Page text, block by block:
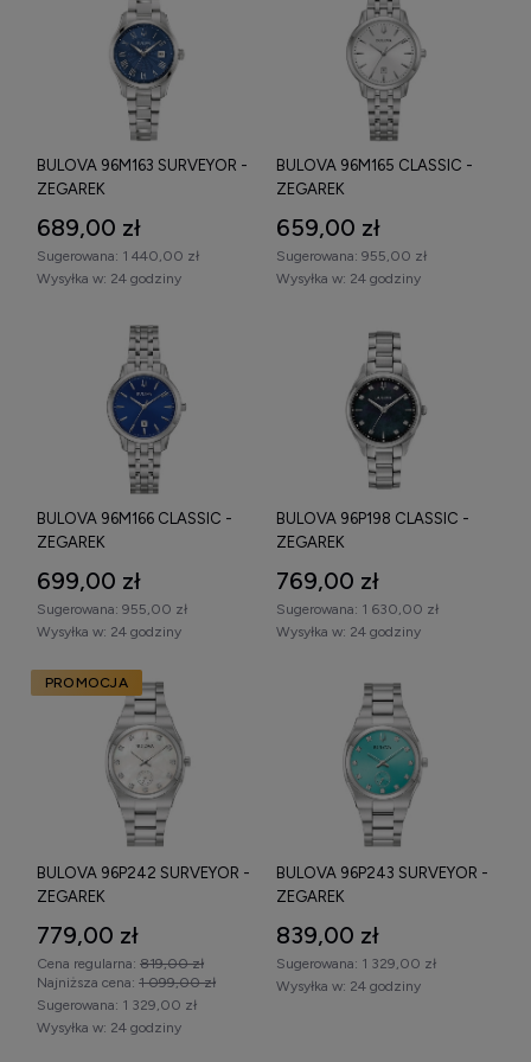
lata. Zapraszamy do zapoznania się z pełną ofertą zegarków
biżuteryjnych damskich w naszym sklepie. Nasz zespół z
przyjemnością doradzi w wyborze modelu idealnie
dopasowanego do potrzeb i gustu każdej kobiety.
BULOVA 96M163 SURVEYOR -
ZEGAREK
689,00 zł
Wysyłka w: 24 godziny
Sugerowana: 1 440,00 zł
BULOVA 96M165 CLASSIC -
ZEGAREK
659,00 zł
Wysyłka w: 24 godziny
Sugerowana: 955,00 zł
BULOVA 96M166 CLASSIC -
ZEGAREK
699,00 zł
Wysyłka w: 24 godziny
Sugerowana: 955,00 zł
BULOVA 96P198 CLASSIC -
ZEGAREK
769,00 zł
Wysyłka w: 24 godziny
Sugerowana: 1 630,00 zł
BULOVA 96P242 SURVEYOR -
ZEGAREK
779,00 zł
Cena regularna: 819,00 zł
Najniższa cena: 1 099,00 zł
Wysyłka w: 24 godziny
Sugerowana: 1 329,00 zł
PROMOCJA
BULOVA 96P243 SURVEYOR -
ZEGAREK
839,00 zł
Wysyłka w: 24 godziny
Sugerowana: 1 329,00 zł